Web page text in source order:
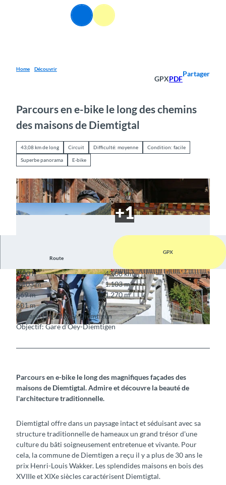
Recherche
Menu
Home Découvrir
GPXPDF
Partager
Parcours en e-bike le long des chemins
des maisons de Diemtigtal
43,08 km de long Circuit Difficulté: moyenne Condition: facile
Superbe panorama E-bike
© Rahel Mazenauer, Naturpark Diemtigtal
© Martin Wymann / Naturpark Diemtigtal © Martin Wymann / Naturpark Diemtigtal
Route
GPX
3:00 h
43,08 km
1.103 m
1.103 m
669 m
1.270 m
601 m
Départ: Gare d'Oey-Diemtigen
Objectif: Gare d'Oey-Diemtigen
Parcours en e-bike le long des magnifiques façades des
maisons de Diemtigtal. Admire et découvre la beauté de
l'architecture traditionnelle.
Diemtigtal offre dans un paysage intact et séduisant avec sa
structure traditionnelle de hameaux un grand trésor d'une
culture du bâti soigneusement entretenue et vivante. Pour
cela, la commune de Diemtigen a reçu il y a plus de 30 ans le
prix Henri-Louis Wakker. Les splendides maisons en bois des
XVIIIe et XIXe siècles caractérisent Diemtigtal.